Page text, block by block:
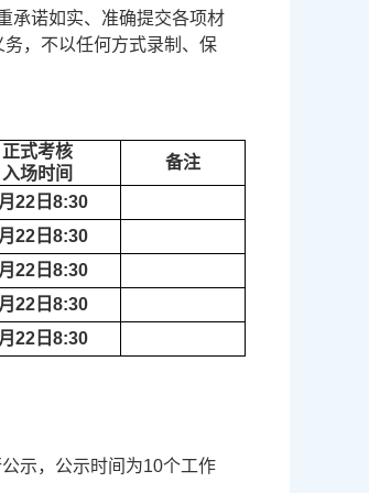
承诺如实、准确提交各项材
，不以任何方式录制、保
正式考核
入场时间
备注
22日 8:30
22日 8:30
22日 8:30
22日 8:30
22日 8:30
示，公示时间为10个工作